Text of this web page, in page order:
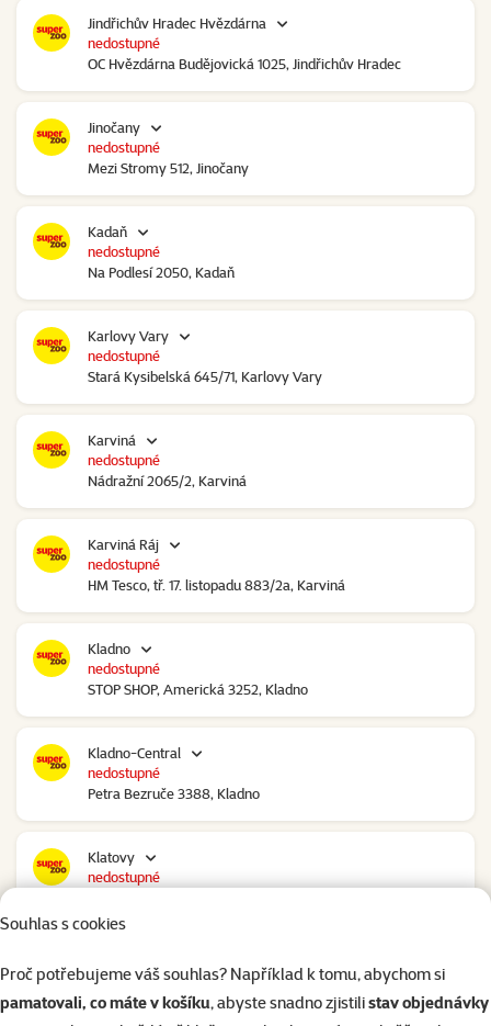
Souhlas s cookies
Proč potřebujeme váš souhlas? Například k tomu, abychom si
pamatovali, co máte v košíku, abyste snadno zjistilistav objednávky
Jindřichův Hradec Hvězdárna
OC Hvězdárna Budějovická 1025, Jindřichův Hradec
nedostupné
Jinočany
Mezi Stromy 512, Jinočany
nedostupné
Kadaň
Na Podlesí 2050, Kadaň
nedostupné
Karlovy Vary
Stará Kysibelská 645/71, Karlovy Vary
nedostupné
Karviná
Nádražní 2065/2, Karviná
nedostupné
Karviná Ráj
HM Tesco, tř. 17. listopadu 883/2a, Karviná
nedostupné
Kladno
STOP SHOP, Americká 3252, Kladno
nedostupné
Kladno-Central
Petra Bezruče 3388, Kladno
nedostupné
Klatovy
nedostupné
Polepská 979, Kolín
nedostupné